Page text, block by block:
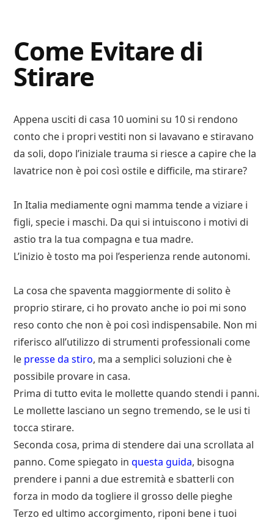
Advisory
Come Evitare di
Stirare
Appena usciti di casa 10 uomini su 10 si rendono
conto che i propri vestiti non si lavavano e stiravano
da soli, dopo l’iniziale trauma si riesce a capire che la
lavatrice non è poi così ostile e difficile, ma stirare?
In Italia mediamente ogni mamma tende a viziare i
figli, specie i maschi. Da qui si intuiscono i motivi di
astio tra la tua compagna e tua madre.
L’inizio è tosto ma poi l’esperienza rende autonomi.
La cosa che spaventa maggiormente di solito è
proprio stirare, ci ho provato anche io poi mi sono
reso conto che non è poi così indispensabile. Non mi
riferisco all’utilizzo di strumenti professionali come
le presse da stiro, ma a semplici soluzioni che è
possibile provare in casa.
Prima di tutto evita le mollette quando stendi i panni.
Le mollette lasciano un segno tremendo, se le usi ti
tocca stirare.
Seconda cosa, prima di stendere dai una scrollata al
panno. Come spiegato inquesta guida, bisogna
prendere i panni a due estremità e sbatterli con
forza in modo da togliere il grosso delle pieghe
Terzo ed ultimo accorgimento, riponi bene i tuoi